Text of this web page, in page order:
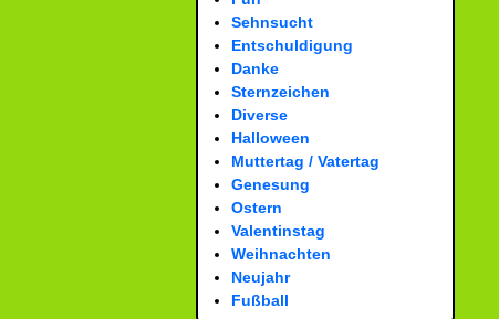
Sehnsucht
Entschuldigung
Danke
Sternzeichen
Diverse
Halloween
Muttertag / Vatertag
Genesung
Ostern
Valentinstag
Weihnachten
Neujahr
Fußball